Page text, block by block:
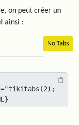
on peut créer un
ainsi :
No Tabs